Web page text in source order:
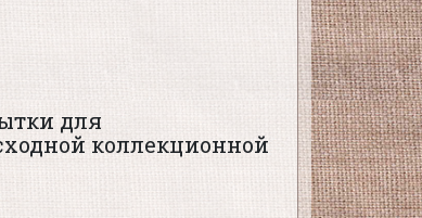
для
коллекционной